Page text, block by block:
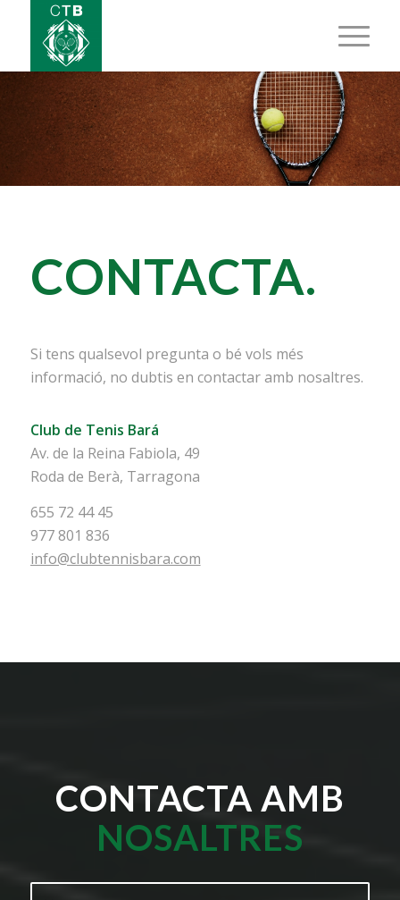
CONTACTA.
Si tens qualsevol pregunta o bé vols més
informació, no dubtis en contactar amb nosaltres.
Club de Tenis Bará
Av. de la Reina Fabiola, 49
Roda de Berà, Tarragona
655 72 44 45
977 801 836
info@clubtennisbara.com
CONTACTA AMB
NOSALTRES